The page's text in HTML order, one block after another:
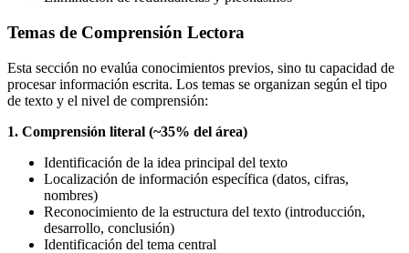
Temas de Comprensión Lectora
Esta sección no evalúa conocimientos previos, sino tu capacidad de
procesar información escrita. Los temas se organizan según el tipo
de texto y el nivel de comprensión:
1. Comprensión literal (~35% del área)
Identificación de la idea principal del texto
Localización de información específica (datos, cifras,
nombres)
Reconocimiento de la estructura del texto (introducción,
desarrollo, conclusión)
Identificación del tema central